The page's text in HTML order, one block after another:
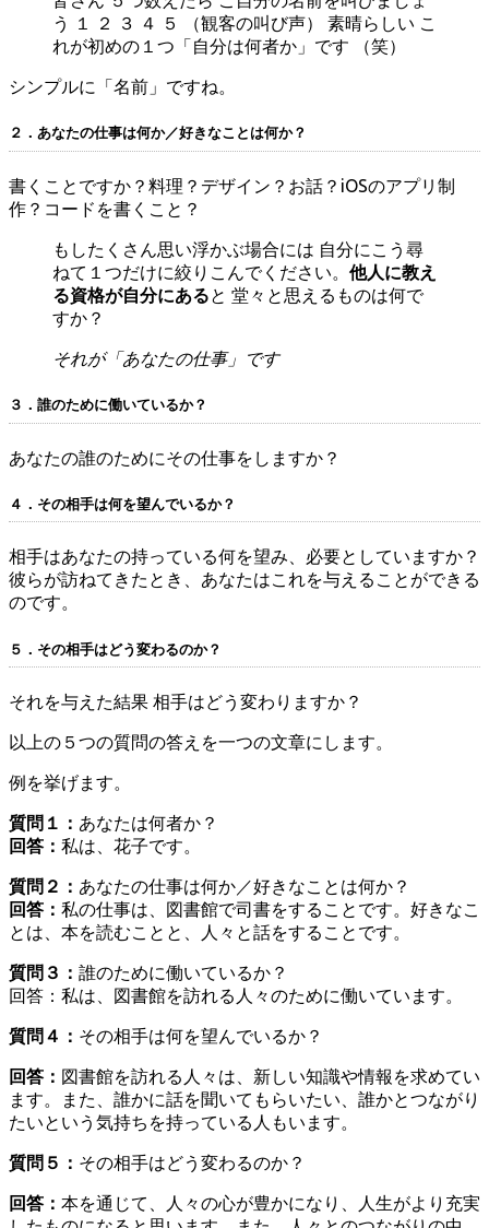
う １ ２ ３ ４ ５ （観客の叫び声） 素晴らしい こ
れが初めの１つ「自分は何者か」です （笑）
シンプルに「名前」ですね。
２．あなたの仕事は何か／好きなことは何か？
書くことですか？料理？デザイン？お話？iOSのアプリ制
作？コードを書くこと？
もしたくさん思い浮かぶ場合には 自分にこう尋
ねて１つだけに絞りこんでください。 他人に教え
る資格が自分にあると 堂々と思えるものは何で
すか？
それが「あなたの仕事」です
３．誰のために働いているか？
あなたの誰のためにその仕事をしますか？
４．その相手は何を望んでいるか？
相手はあなたの持っている何を望み、必要としていますか？
彼らが訪ねてきたとき、あなたはこれを与えることができる
のです。
５．その相手はどう変わるのか？
それを与えた結果 相手はどう変わりますか？
以上の５つの質問の答えを一つの文章にします。
例を挙げます。
質問１： あなたは何者か？
回答： 私は、花子です。
質問２： あなたの仕事は何か／好きなことは何か？
回答： 私の仕事は、図書館で司書をすることです。好きなこ
とは、本を読むことと、人々と話をすることです。
質問３： 誰のために働いているか？
回答：私は、図書館を訪れる人々のために働いています。
質問４： その相手は何を望んでいるか？
回答： 図書館を訪れる人々は、新しい知識や情報を求めてい
ます。また、誰かに話を聞いてもらいたい、誰かとつながり
たいという気持ちを持っている人もいます。
質問５： その相手はどう変わるのか？
回答： 本を通じて、人々の心が豊かになり、人生がより充実